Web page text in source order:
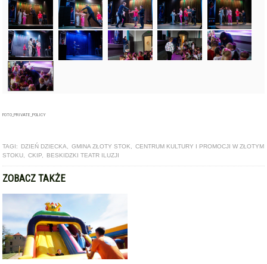
FOTO_PRIVATE_POLICY
TAGI: DZIEŃ DZIECKA, GMINA ZŁOTY STOK, CENTRUM KULTURY I PROMOCJI W ZŁOTYM
STOKU, CKIP, BESKIDZKI TEATR ILUZJI
ZOBACZ TAKŻE